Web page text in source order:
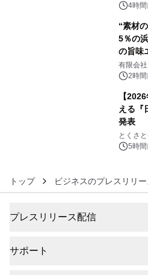
4時間
“素材
5％の
の旨味
「井口
有限会
2時間
【
える『
発表
とくさ
5時間
トップ ビジネスのプレスリリ
プレスリリース配信
サポート